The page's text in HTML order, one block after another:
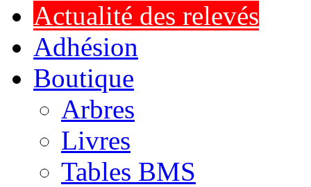
Actualité des relevés
Adhésion
Boutique
Arbres
Livres
Tables BMS